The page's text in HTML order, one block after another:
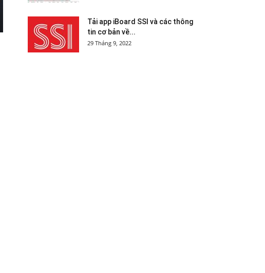
Tải app iBoard SSI và các thông
tin cơ bản về...
29 Tháng 9, 2022